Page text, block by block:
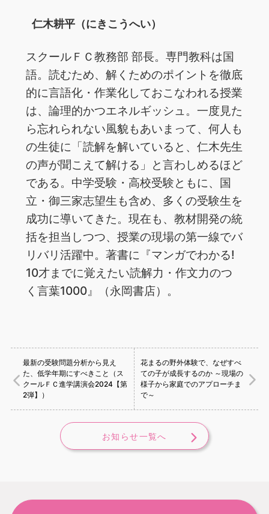
仁木耕平（にきこうへい）
スクールＦＣ教務部 部長。専門教科は国
語。読むため、解くためのポイントを徹底
的に言語化・作業化しておこなわれる授業
は、論理的かつエネルギッシュ。一度見た
ら忘れられない風貌もあいまって、何人も
の生徒に「読解を解いていると、仁木先生
の声が聞こえて解ける」と言わしめるほど
である。中学受験・高校受験ともに、国
立・御三家志望生も含め、多くの受験生を
成功に導いてきた。現在も、教材開発の統
括を担当しつつ、授業の現場の第一線でバ
リバリ活躍中。著書に『マンガでわかる!
10才までに覚えたい読解力・作文力のつ
く言葉1000』（永岡書店）。
最新の受験問題分析から見え
た、低学年期にすべきこと（ス
クールＦＣ進学講演会2024【第
2弾】）
花まるの野外体験で、なぜすべ
ての子が成長するのか ～現場の
様子から家庭でのアプローチま
で～
お知らせ一覧へ